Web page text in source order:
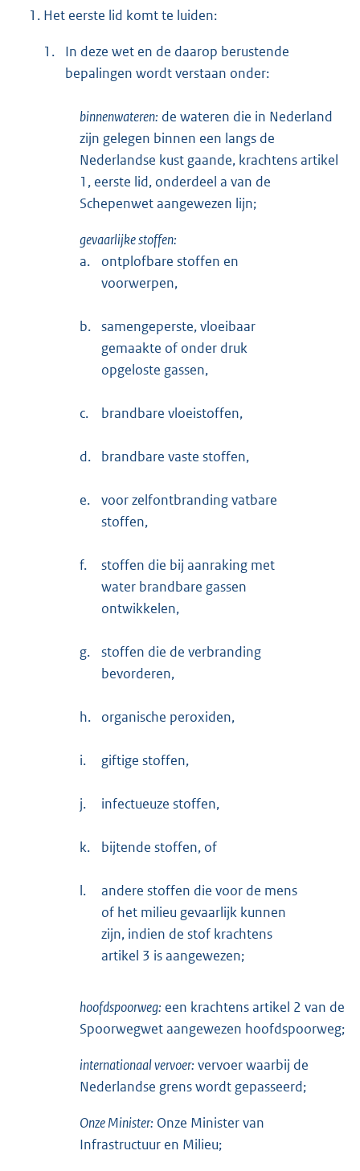
1. Het eerste lid komt te luiden:
1.
In deze wet en de daarop berustende
bepalingen wordt verstaan onder:
binnenwateren: de wateren die in Nederland
zijn gelegen binnen een langs de
Nederlandse kust gaande, krachtens artikel
1, eerste lid, onderdeel a van de
Schepenwet aangewezen lijn;
gevaarlijke stoffen:
a.
ontplofbare stoffen en
voorwerpen,
b. samengeperste, vloeibaar
gemaakte of onder druk
opgeloste gassen,
c. brandbare vloeistoffen,
d. brandbare vaste stoffen,
e.
voor zelfontbranding vatbare
stoffen,
f.
stoffen die bij aanraking met
water brandbare gassen
ontwikkelen,
g.
stoffen die de verbranding
bevorderen,
h. organische peroxiden,
i. giftige stoffen,
j. infectueuze stoffen,
k. bijtende stoffen, of
l.
andere stoffen die voor de mens
of het milieu gevaarlijk kunnen
zijn, indien de stof krachtens
artikel 3 is aangewezen;
hoofdspoorweg: een krachtens artikel 2 van de
Spoorwegwet aangewezen hoofdspoorweg;
internationaal vervoer: vervoer waarbij de
Nederlandse grens wordt gepasseerd;
Onze Minister: Onze Minister van
Infrastructuur en Milieu;